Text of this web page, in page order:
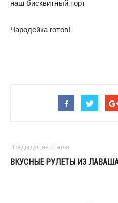
наш бисквитный торт
Чародейка готов!
Предыдущая статья
ВКУСНЫЕ РУЛЕТЫ ИЗ